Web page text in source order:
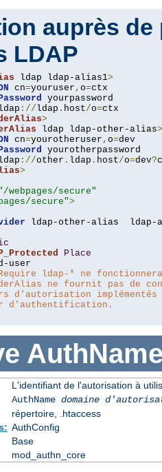
auprès de
LDAP
ldap ldap-alias1>
cn=youruser , o=ctx
yourpassword
://ldap . host/o=ctx
>
ldap ldap-other-alias>
cn=yourotheruser , o=dev
yourotherpassword
://other . ldap . host/o=dev?
>
webpages/secure"
secure">
ldap-other-alias  ldap-
Place
user
Require ldap-* ne
ne fournit pas de
d'autorisation implémentés
d'authentification.
L'identifiant de l'autorisation à
AuthName domaine
répertoire, .htaccess
AuthConfig
Base
mod_authn_core